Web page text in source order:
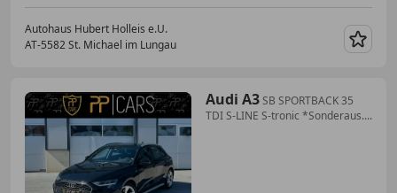
Autohaus Hubert Holleis e.U.
AT-5582 St. Michael im Lungau
Audi A3SB SPORTBACK 35
TDI S-LINE S-tronic *Sonderaus....